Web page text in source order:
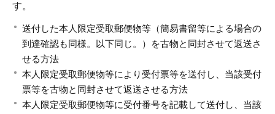
す。
送付した本人限定受取郵便物等（簡易書留等による場合の
到達確認も同様。以下同じ。）を古物と同封させて返送さ
せる方法
本人限定受取郵便物等により受付票等を送付し、当該受付
票等を古物と同封させて返送させる方法
本人限定受取郵便物等に受付番号を記載して送付し、当該